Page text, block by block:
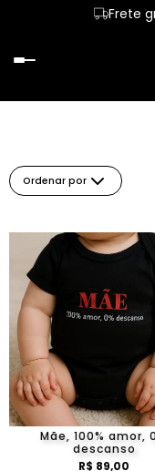
Frete
Ordenar por
Mãe, 100% amor,
descanso
R$ 89,00